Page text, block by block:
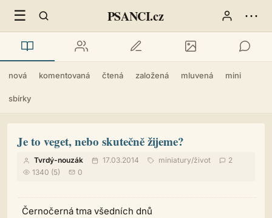
☰ PSANCI.cz ⋯
nová komentovaná čtená založená mluvená mini
sbírky
Je to veget, nebo skutečně žijeme?
Tvrdý-nouzák 17.03.2014 miniatury/život
2
1340 (5)
0
Černočerná tma všedních dnů